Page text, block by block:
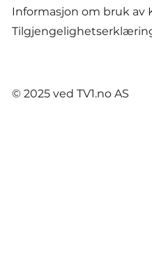
Informasjon om bruk av
© 2025 ved TV1.no AS